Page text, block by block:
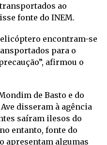
ao
fonte do INEM.
encontram-se
para o
afirmou o
de Basto e do
disseram à agência
saíram ilesos do
entanto, fonte do
apresentam algumas